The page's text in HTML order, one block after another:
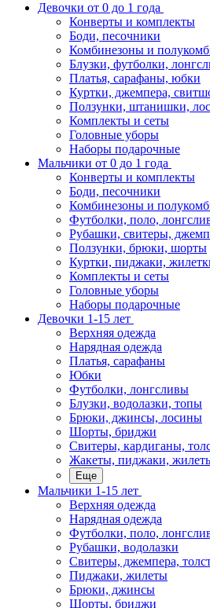
Девочки от 0 до 1 года
Конверты и комплекты
Боди, песочники
Комбинезоны и
Блузки, футболки,
Платья, сарафаны, юбки
Куртки, джемпера,
Ползунки, штанишки,
Комплекты и сеты
Головные уборы
Наборы подарочные
Мальчики от 0 до 1 года
Конверты и комплекты
Боди, песочники
Комбинезоны и
Футболки, поло,
Рубашки, свитеры,
Ползунки, брюки, шорты
Куртки, пиджаки,
Комплекты и сеты
Головные уборы
Наборы подарочные
Девочки 1-15 лет
Верхняя одежда
Нарядная одежда
Платья, сарафаны
Юбки
Футболки, лонгсливы
Блузки, водолазки, топы
Брюки, джинсы, лосины
Шорты, бриджи
Свитеры, кардиганы,
Жакеты, пиджаки,
Еще
Мальчики 1-15 лет
Верхняя одежда
Нарядная одежда
Футболки, поло,
Рубашки, водолазки
Свитеры, джемпера,
Пиджаки, жилеты
Брюки, джинсы
Шорты, бриджи